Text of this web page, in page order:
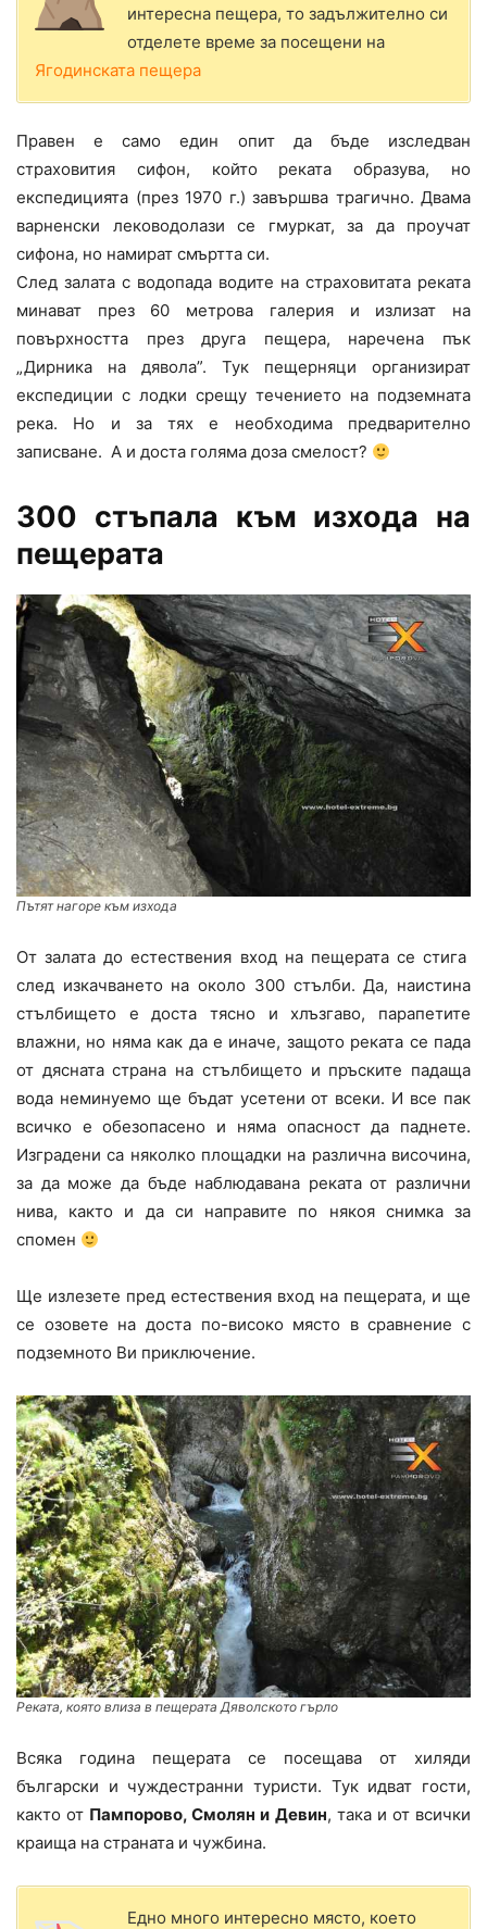
интересна пещера, то задължително си
отделете време за посещени на
Ягодинската пещера
Правен е само един опит да бъде изследван
страховития сифон, който реката образува, но
експедицията (през 1970 г.) завършва трагично. Двама
варненски леководолази се гмуркат, за да проучат
сифона, но намират смъртта си.
След залата с водопада водите на страховитата реката
минават през 60 метрова галерия и излизат на
повърхността през друга пещера, наречена пък
„Дирника на дявола”. Тук пещерняци организират
експедиции с лодки срещу течението на подземната
река. Но и за тях е необходима предварително
записване. А и доста голяма доза смелост?
300 стъпала към изхода на
пещерата
Пътят нагоре към изхода
От залата до естествения вход на пещерата се стига
след изкачването на около 300 стълби. Да, наистина
стълбището е доста тясно и хлъзгаво, парапетите
влажни, но няма как да е иначе, защото реката се пада
от дясната страна на стълбището и пръските падаща
вода неминуемо ще бъдат усетени от всеки. И все пак
всичко е обезопасено и няма опасност да паднете.
Изградени са няколко площадки на различна височина,
за да може да бъде наблюдавана реката от различни
нива, както и да си направите по някоя снимка за
спомен
Ще излезете пред естествения вход на пещерата, и ще
се озовете на доста по-високо място в сравнение с
подземното Ви приключение.
Реката, която влиза в пещерата Дяволското гърло
Всяка година пещерата се посещава от хиляди
български и чуждестранни туристи. Тук идват гости,
както от Пампорово, Смолян и Девин, така и от всички
краища на страната и чужбина.
Едно много интересно място, което